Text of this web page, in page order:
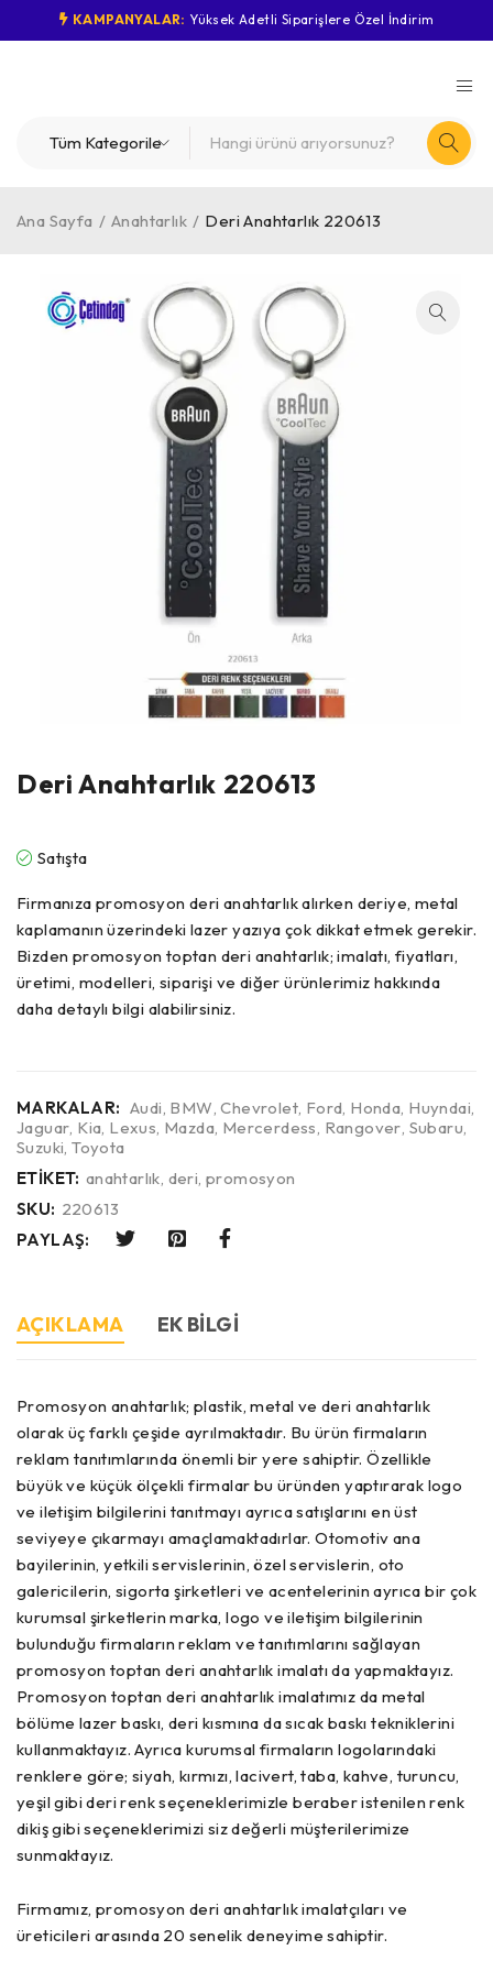
KAMPANYALAR: Yüksek Adetli Siparişlere Özel İndirim
Ana Sayfa / Anahtarlık / Deri Anahtarlık 220613
Deri Anahtarlık 220613
Satışta
Firmanıza promosyon deri anahtarlık alırken deriye, metal
kaplamanın üzerindeki lazer yazıya çok dikkat etmek gerekir.
Bizden promosyon toptan deri anahtarlık; imalatı, fiyatları,
üretimi, modelleri, siparişi ve diğer ürünlerimiz hakkında
daha detaylı bilgi alabilirsiniz.
MARKALAR: Audi, BMW,Chevrolet, Ford, Honda, Huyndai,
Jaguar, Kia, Lexus, Mazda, Mercerdess, Rangover, Subaru,
Suzuki,Toyota
ETIKET: anahtarlık, deri,promosyon
SKU: 220613
PAYLAŞ:
AÇIKLAMA EK BILGI
Promosyon anahtarlık; plastik, metal ve deri anahtarlık
olarak üç farklı çeşide ayrılmaktadır. Bu ürün firmaların
reklam tanıtımlarında önemli bir yere sahiptir. Özellikle
büyük ve küçük ölçekli firmalar bu üründen yaptırarak logo
ve iletişim bilgilerini tanıtmayı ayrıca satışlarını en üst
seviyeye çıkarmayı amaçlamaktadırlar. Otomotiv ana
bayilerinin, yetkili servislerinin, özel servislerin, oto
galericilerin, sigorta şirketleri ve acentelerinin ayrıca bir çok
kurumsal şirketlerin marka, logo ve iletişim bilgilerinin
bulunduğu firmaların reklam ve tanıtımlarını sağlayan
promosyon toptan deri anahtarlık imalatı da yapmaktayız.
Promosyon toptan deri anahtarlık imalatımız da metal
bölüme lazer baskı, deri kısmına da sıcak baskı tekniklerini
kullanmaktayız. Ayrıca kurumsal firmaların logolarındaki
renklere göre; siyah, kırmızı, lacivert, taba, kahve, turuncu,
yeşil gibi deri renk seçeneklerimizle beraber istenilen renk
dikiş gibi seçeneklerimizi siz değerli müşterilerimize
sunmaktayız.
Firmamız, promosyon deri anahtarlık imalatçıları ve
üreticileri arasında 20 senelik deneyime sahiptir.